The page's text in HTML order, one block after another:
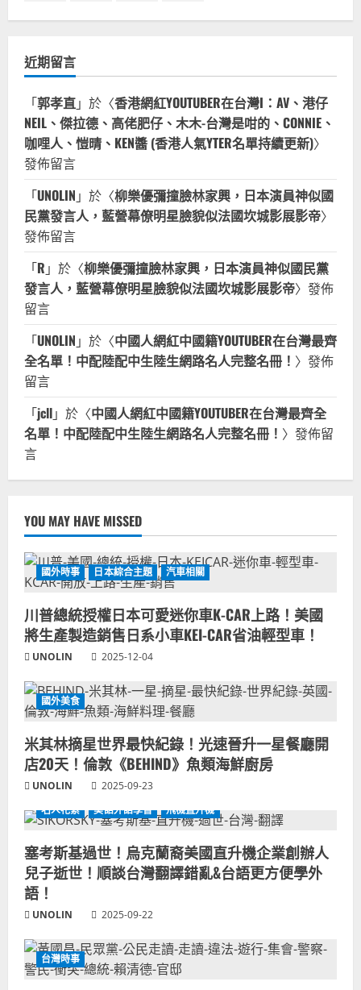
近期留言
「郭孝直」於〈香港網紅YOUTUBER在台灣I：AV、港仔
NEIL、傑拉德、高佬肥仔、木木-台灣是咁的、CONNIE、
咖哩人、愷晴、KEN醬 (香港人氣YTER名單持續更新)〉
發佈留言
「UNOLIN 」於〈柳樂優彌撞臉林家興，日本演員神似國
民黨發言人，藍營幕僚明星臉貌似法國坎城影展影帝〉
發佈留言
「R 」於〈柳樂優彌撞臉林家興，日本演員神似國民黨
發言人，藍營幕僚明星臉貌似法國坎城影展影帝〉發佈
留言
「UNOLIN 」於〈中國人網紅中國籍YOUTUBER在台灣最齊
全名單！中配陸配中生陸生網路名人完整名冊！ 〉發佈
留言
「jcll」於〈中國人網紅中國籍YOUTUBER在台灣最齊全
名單！中配陸配中生陸生網路名人完整名冊！ 〉發佈留
言
YOU MAY HAVE MISSED
國外時事 日本綜合主題 汽車相關
川普總統授權日本可愛迷你車K-CAR上路！美國
將生產製造銷售日系小車KEI-CAR省油輕型車！
UNOLIN 2025-12-04
國外美食
米其林摘星世界最快紀錄！光速晉升一星餐廳開
店20天！倫敦《BEHIND》魚類海鮮廚房
UNOLIN
2025-09-23
名人花絮
美語外語學習 飛機直升機
塞考斯基過世！烏克蘭裔美國直升機企業創辦人
兒子逝世！順談台灣翻譯錯亂&台語更方便學外
語！
UNOLIN 2025-09-22
台灣時事